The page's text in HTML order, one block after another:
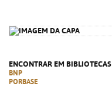
ENCONTRAR EM BIBLIOTECAS
BNP
PORBASE